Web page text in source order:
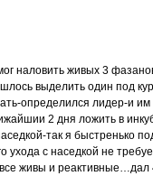
наловить живых 3
выделить один под
определился лидер-и
2 дня ложить в
так я быстренько
ухода с наседкой не
живы и